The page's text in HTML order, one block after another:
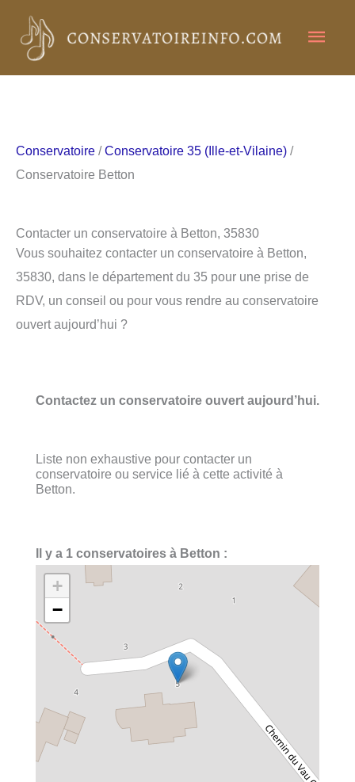
contenu
Conservatoire /Conservatoire 35 (Ille-et-Vilaine) /
Conservatoire Betton
Contacter un conservatoire à Betton, 35830
Vous souhaitez contacter un conservatoire à Betton,
35830, dans le département du 35 pour une prise de
RDV, un conseil ou pour vous rendre au conservatoire
ouvert aujourd’hui ?
Contactez un conservatoire ouvert aujourd’hui.
Liste non exhaustive pour contacter un
conservatoire ou service lié à cette activité à
Betton.
Il y a 1 conservatoires à Betton :
+
−